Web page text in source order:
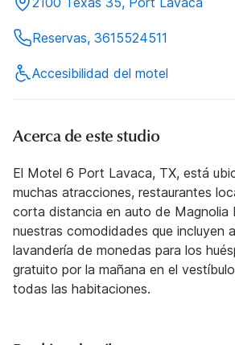
Reservas, 3615524511
Accesibilidad del motel
Acerca de este studio
El Motel 6 Port Lavaca, TX, está
muchas atracciones, restaurantes
corta distancia en auto de Magnolia
nuestras comodidades que incluyen
lavandería de monedas para los
gratuito por la mañana en el
todas las habitaciones.